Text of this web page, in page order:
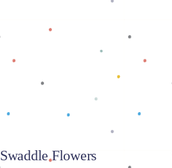
Baca selengkapnya
Swaddle Flowers